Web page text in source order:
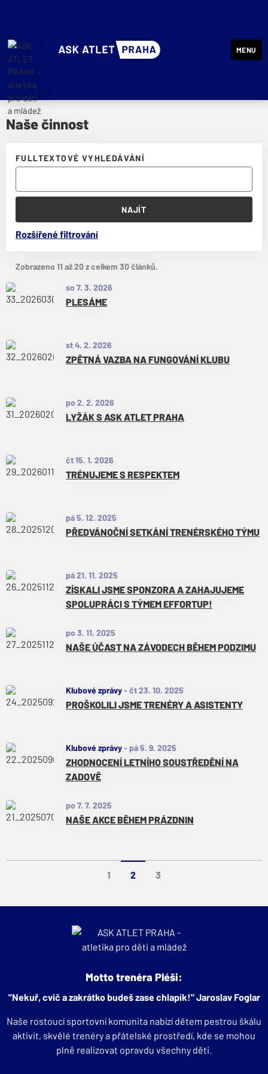
ASK ATLET PRAHA - atletika pro děti a mládež
MENU
Naše činnost
FULLTEXTOVÉ VYHLEDÁVÁNÍ
NAJÍT
Rozšířené filtrování
Zobrazeno 11 až 20 z celkem 30 článků.
so 7. 3. 2026
PLESÁME
st 4. 2. 2026
ZPĚTNÁ VAZBA NA FUNGOVÁNÍ KLUBU
po 2. 2. 2026
LYŽÁK S ASK ATLET PRAHA
čt 15. 1. 2026
TRÉNUJEME S RESPEKTEM
pá 5. 12. 2025
PŘEDVÁNOČNÍ SETKÁNÍ TRENÉRSKÉHO TÝMU
pá 21. 11. 2025
ZÍSKALI JSME SPONZORA A ZAHAJUJEME
SPOLUPRÁCI S TÝMEM EFFORTUP!
po 3. 11. 2025
NAŠE ÚČAST NA ZÁVODECH BĚHEM PODZIMU
Klubové zprávy-čt 23. 10. 2025
PROŠKOLILI JSME TRENÉRY A ASISTENTY
Klubové zprávy-pá 5. 9. 2025
ZHODNOCENÍ LETNÍHO SOUSTŘEDĚNÍ NA
ZADOVĚ
po 7. 7. 2025
NAŠE AKCE BĚHEM PRÁZDNIN
1 2 3
Motto trenéra Pléši:
"Nekuř, cvič a zakrátko budeš zase chlapík!" Jaroslav Foglar
Naše rostoucí sportovní komunita nabízí dětem pestrou škálu
aktivit, skvělé trenéry a přátelské prostředí, kde se mohou
plně realizovat opravdu všechny děti.